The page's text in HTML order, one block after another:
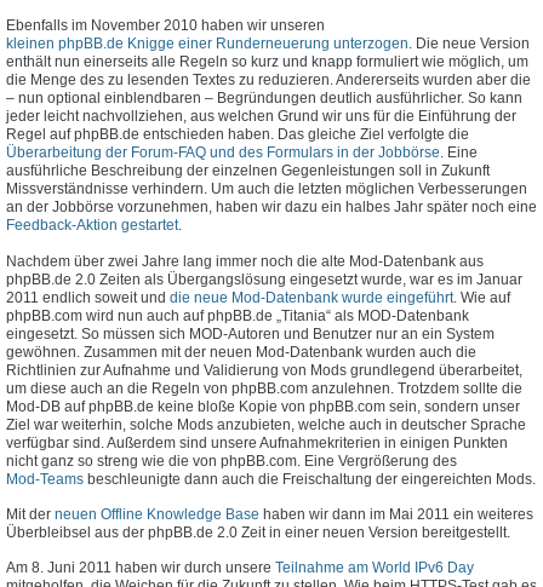
Ebenfalls im November 2010 haben wir unseren
kleinen phpBB.de Knigge einer Runderneuerung unterzogen. Die neue Version
enthält nun einerseits alle Regeln so kurz und knapp formuliert wie möglich, um
die Menge des zu lesenden Textes zu reduzieren. Andererseits wurden aber die
– nun optional einblendbaren – Begründungen deutlich ausführlicher. So kann
jeder leicht nachvollziehen, aus welchen Grund wir uns für die Einführung der
Regel auf phpBB.de entschieden haben. Das gleiche Ziel verfolgte die
Überarbeitung der Forum-FAQ und des Formulars in der Jobbörse. Eine
ausführliche Beschreibung der einzelnen Gegenleistungen soll in Zukunft
Missverständnisse verhindern. Um auch die letzten möglichen Verbesserungen
an der Jobbörse vorzunehmen, haben wir dazu ein halbes Jahr später noch eine
Feedback-Aktion gestartet.
Nachdem über zwei Jahre lang immer noch die alte Mod-Datenbank aus
phpBB.de 2.0 Zeiten als Übergangslösung eingesetzt wurde, war es im Januar
2011 endlich soweit und die neue Mod-Datenbank wurde eingeführt. Wie auf
phpBB.com wird nun auch auf phpBB.de „Titania“ als MOD-Datenbank
eingesetzt. So müssen sich MOD-Autoren und Benutzer nur an ein System
gewöhnen. Zusammen mit der neuen Mod-Datenbank wurden auch die
Richtlinien zur Aufnahme und Validierung von Mods grundlegend überarbeitet,
um diese auch an die Regeln von phpBB.com anzulehnen. Trotzdem sollte die
Mod-DB auf phpBB.de keine bloße Kopie von phpBB.com sein, sondern unser
Ziel war weiterhin, solche Mods anzubieten, welche auch in deutscher Sprache
verfügbar sind. Außerdem sind unsere Aufnahmekriterien in einigen Punkten
nicht ganz so streng wie die von phpBB.com. Eine Vergrößerung des
Mod-Teams beschleunigte dann auch die Freischaltung der eingereichten Mods.
Mit der neuen Offline Knowledge Base haben wir dann im Mai 2011 ein weiteres
Überbleibsel aus der phpBB.de 2.0 Zeit in einer neuen Version bereitgestellt.
Am 8. Juni 2011 haben wir durch unsere Teilnahme am World IPv6 Day